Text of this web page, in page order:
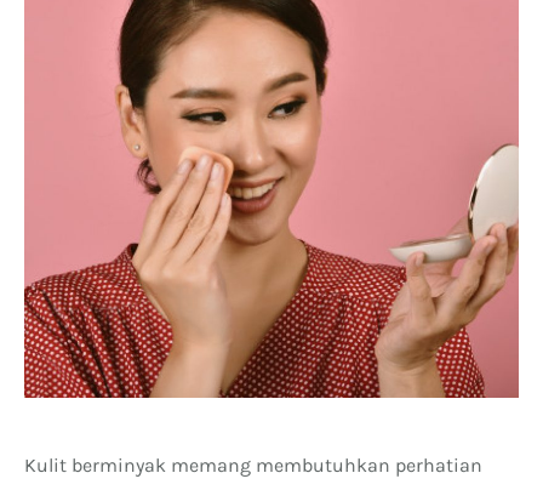
Kulit berminyak memang membutuhkan perhatian